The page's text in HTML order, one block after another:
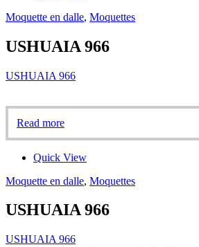
Moquette en dalle, Moquettes
USHUAIA 966
USHUAIA 966
Read more
Quick View
Moquette en dalle, Moquettes
USHUAIA 966
USHUAIA 966